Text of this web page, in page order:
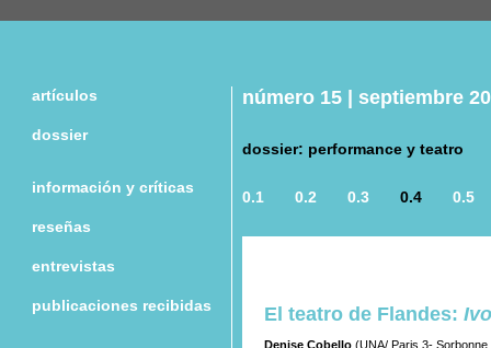
artículos
dossier
información y críticas
reseñas
entrevistas
publicaciones recibidas
número 15 | septiembre
dossier: performance y teatro
0.1 0.2 0.3 0.4 0.5
El teatro de Flandes:
Denise Cobello (UNA/ Paris 3- Sorbonne